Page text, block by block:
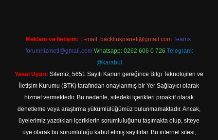
Reklam ve İletişim: E-mail: backlinkpaneli@gmail.com Teams:
forumhizmeti@gmail.com Whatsapp: 0262 606 0 726 Telegram:
@karabul
Yasal Uyarı: Sitemiz, 5651 Sayılı Kanun gereğince Bilgi Teknolojileri ve
İletişim Kurumu (BTK) tarafından onaylanmış bir Yer Sağlayıcı olarak
hizmet vermektedir. Bu nedenle, sitedeki içerikleri proaktif olarak
denetleme veya araştırma yükümlülüğümüz bulunmamaktadır. Ancak,
üyelerimiz yazdıkları içeriklerin sorumluluğunu taşımakta olup, siteye
üye olarak bu sorumluluğu kabul etmiş sayılırlar. Bu internet sitesi,